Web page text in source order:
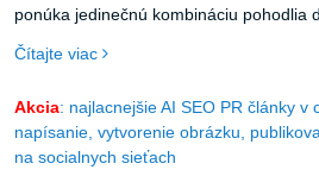
ponúka jedinečnú kombináciu pohodlia
Čítajte viac
Akcia: najlacnejšie AI SEO PR články v
napísanie, vytvorenie obrázku,
na socialnych sieťach